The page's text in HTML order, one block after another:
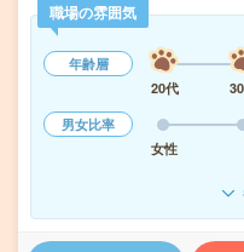
職場の雰囲気
年齢層
20代
男女比率
女性